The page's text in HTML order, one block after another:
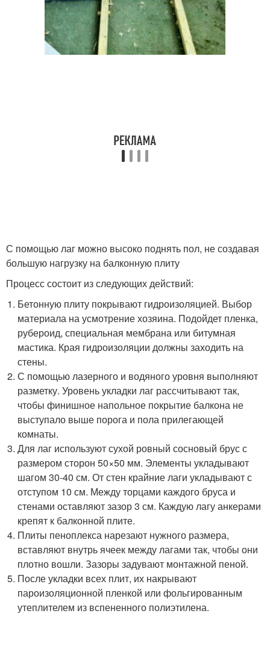
С помощью лаг можно высоко поднять пол, не создавая
большую нагрузку на балконную плиту
Процесс состоит из следующих действий:
Бетонную плиту покрывают гидроизоляцией. Выбор
материала на усмотрение хозяина. Подойдет пленка,
рубероид, специальная мембрана или битумная
мастика. Края гидроизоляции должны заходить на
стены.
С помощью лазерного и водяного уровня выполняют
разметку. Уровень укладки лаг рассчитывают так,
чтобы финишное напольное покрытие балкона не
выступало выше порога и пола прилегающей
комнаты.
Для лаг используют сухой ровный сосновый брус с
размером сторон 50×50 мм. Элементы укладывают
шагом 30-40 см. От стен крайние лаги укладывают с
отступом 10 см. Между торцами каждого бруса и
стенами оставляют зазор 3 см. Каждую лагу анкерами
крепят к балконной плите.
Плиты пеноплекса нарезают нужного размера,
вставляют внутрь ячеек между лагами так, чтобы они
плотно вошли. Зазоры задувают монтажной пеной.
После укладки всех плит, их накрывают
пароизоляционной пленкой или фольгированным
утеплителем из вспененного полиэтилена.